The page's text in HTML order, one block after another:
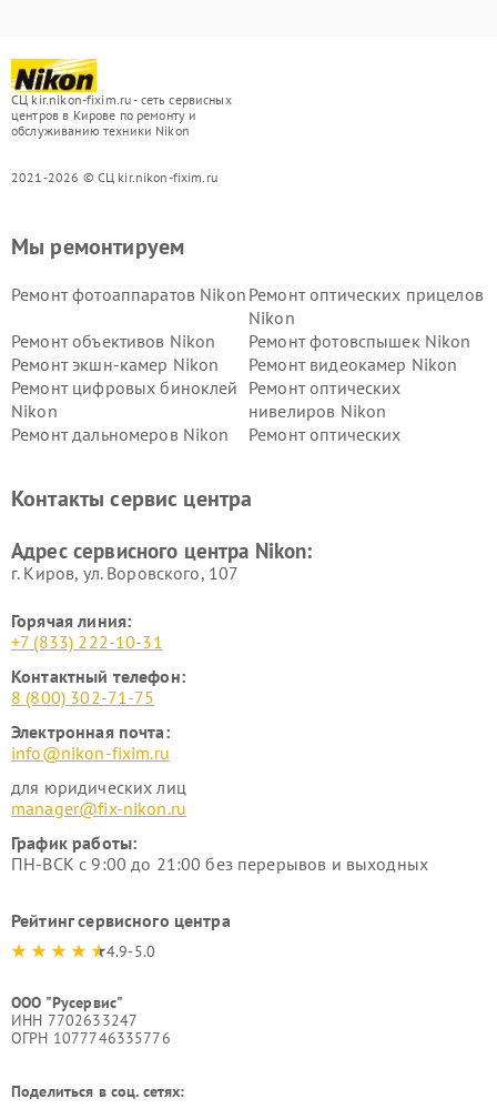
СЦ kir.nikon-fixim.ru - сеть сервисных
центров в Кирове по ремонту и
обслуживанию техники Nikon
2021-2026 © СЦ kir.nikon-fixim.ru
Мы ремонтируем
Ремонт фотоаппаратов Nikon Ремонт оптических прицелов
Nikon
Ремонт объективов Nikon
Ремонт фотовспышек Nikon
Ремонт экшн-камер Nikon
Ремонт видеокамер Nikon
Ремонт цифровых биноклей
Nikon
Ремонт оптических
нивелиров Nikon
Ремонт дальномеров Nikon
Ремонт оптических
Контакты сервис центра
Адрес сервисного центра Nikon:
г. Киров, ул. Воровского, 107
Горячая линия:
+7 (833) 222-10-31
Контактный телефон:
8 (800) 302-71-75
Электронная почта:
info@nikon-fixim.ru
для юридических лиц
manager@fix-nikon.ru
График работы:
ПН-ВСК с 9:00 до 21:00 без перерывов и выходных
Рейтинг сервисного центра
4.9-5.0
ООО "Русервис"
ИНН 7702633247
ОГРН 1077746335776
Поделиться в соц. сетях: